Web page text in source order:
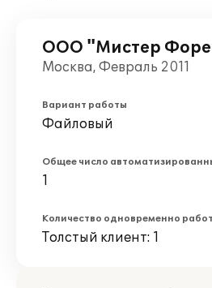
ООО "Мистер
Москва, Февраль 2011
Вариант работы
Файловый
Общее число
1
Количество одновременно
Толстый клиент: 1